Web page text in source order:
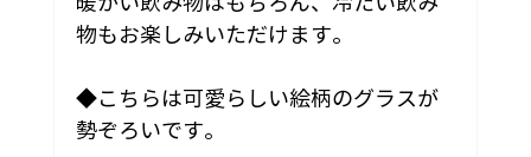
物もお楽しみいただけます。
◆こちらは可愛らしい絵柄のグラスが
勢ぞろいです。